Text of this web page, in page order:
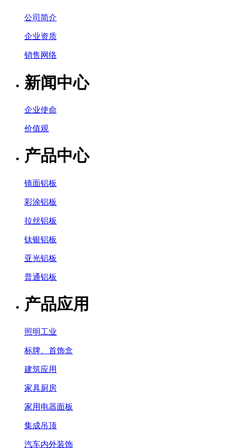
公司简介
企业资质
销售网络
新闻中心
企业使命
价值观
产品中心
镜面铝板
彩涂铝板
拉丝铝板
钛银铝板
亚光铝板
普通铝板
产品应用
照明工业
标牌、首饰盒
建筑应用
家具厨房
家用电器面板
集成吊顶
汽车内外装饰